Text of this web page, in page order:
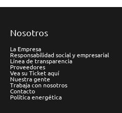
Nosotros
La Empresa
Responsabilidad social y empresarial
Línea de transparencia
Proveedores
Vea su Ticket aquí
Nuestra gente
Trabaja con nosotros
Contacto
Política energética